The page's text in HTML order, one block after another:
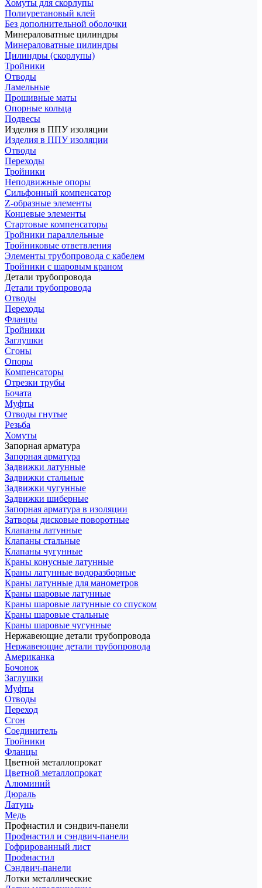
Хомуты для скорлупы
Полиуретановый клей
Без дополнительной оболочки
Минераловатные цилиндры
Минераловатные цилиндры
Цилиндры (скорлупы)
Тройники
Отводы
Ламельные
Прошивные маты
Опорные кольца
Подвесы
Изделия в ППУ изоляции
Изделия в ППУ изоляции
Отводы
Переходы
Тройники
Неподвижные опоры
Cильфонный компенсатор
Z-образные элементы
Концевые элементы
Стартовые компенсаторы
Тройники параллельные
Тройниковые ответвления
Элементы трубопровода с кабелем
Тройники с шаровым краном
Детали трубопровода
Детали трубопровода
Отводы
Переходы
Фланцы
Тройники
Заглушки
Сгоны
Опоры
Компенсаторы
Отрезки трубы
Бочата
Муфты
Отводы гнутые
Резьба
Хомуты
Запорная арматура
Запорная арматура
Задвижки латунные
Задвижки стальные
Задвижки чугунные
Задвижки шиберные
Запорная арматура в изоляции
Затворы дисковые поворотные
Клапаны латунные
Клапаны стальные
Клапаны чугунные
Краны конусные латунные
Краны латунные водоразборные
Краны латунные для манометров
Краны шаровые латунные
Краны шаровые латунные со спуском
Краны шаровые стальные
Краны шаровые чугунные
Нержавеющие детали трубопровода
Нержавеющие детали трубопровода
Американка
Бочонок
Заглушки
Муфты
Отводы
Переход
Сгон
Соединитель
Тройники
Фланцы
Цветной металлопрокат
Цветной металлопрокат
Алюминий
Дюраль
Латунь
Медь
Профнастил и сэндвич-панели
Профнастил и сэндвич-панели
Гофрированный лист
Профнастил
Сэндвич-панели
Лотки металлические